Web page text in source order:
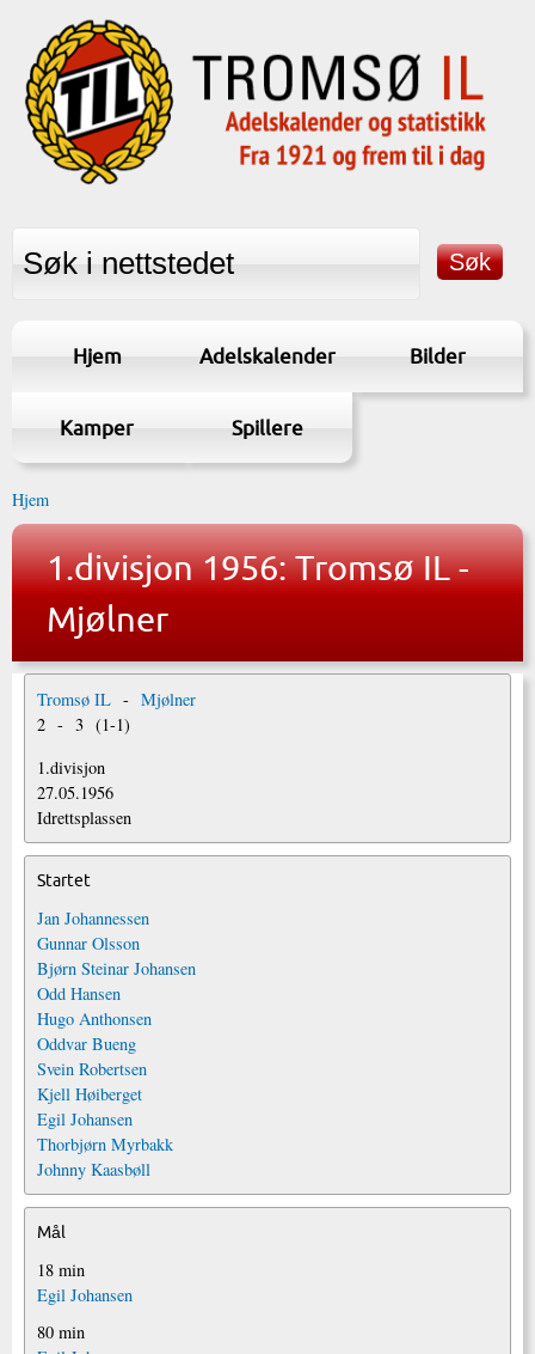
Hjem Adelskalender Bilder
Kamper Spillere
Hjem
1.divisjon 1956: Tromsø IL -
Mjølner
Tromsø IL - Mjølner
2 - 3 (1-1)
1.divisjon
27.05.1956
Idrettsplassen
Startet
Jan Johannessen
Gunnar Olsson
Bjørn Steinar Johansen
Odd Hansen
Hugo Anthonsen
Oddvar Bueng
Svein Robertsen
Kjell Høiberget
Egil Johansen
Thorbjørn Myrbakk
Johnny Kaasbøll
Mål
18 min
Egil Johansen
80 min